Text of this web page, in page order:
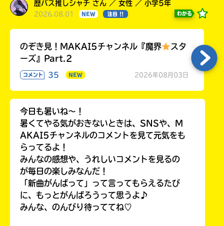
歴バス推しシャチ さん ／ 女性 ／ 小学5年
2026.08.01 NEW 注目 !! わかる
のぞき見！MAKAI5チャンネル『魔界
スタ
ーズ』Part.2
コメント 35 NEW 2026年08月03日
今日も暑いね〜！
暑くてやる気がおきないときは、SNSや、M
AKAI5チャンネルのコメントを見て元気をも
らってるよ！
みんなの感想や、うれしいコメントを見るの
が毎日の楽しみなんだ！
「新曲がんばって」って言ってもらえるたび
に、もっとがんばろうって思うよ♪
みんな、のんびり待っててね♡